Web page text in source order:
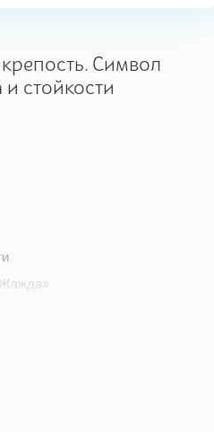
Символ
стойкости